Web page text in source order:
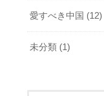
愛すべき中国 (12)
未分類 (1)